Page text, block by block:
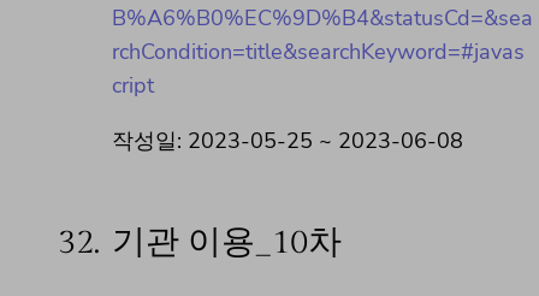
B%A6%B0%EC%9D%B4&statusCd=&sea
rchCondition=title&searchKeyword=#javas
cript
작성일: 2023-05-25 ~ 2023-06-08
32. 기관 이용_10차